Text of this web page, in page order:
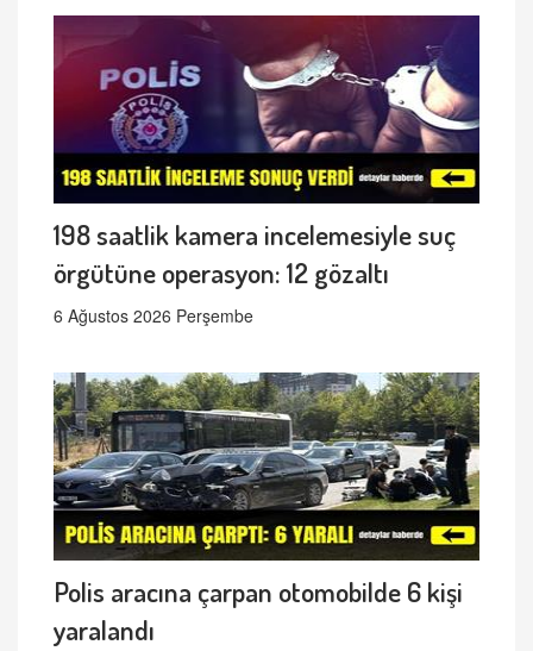
198 saatlik kamera incelemesiyle suç
örgütüne operasyon: 12 gözaltı
6 Ağustos 2026 Perşembe
Polis aracına çarpan otomobilde 6 kişi
yaralandı